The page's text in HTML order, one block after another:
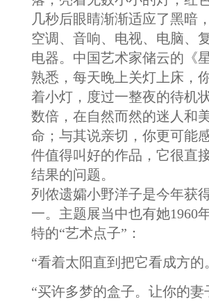
几秒后眼睛渐渐适应了黑暗
空调、音响、电视、电脑、
电器。中国艺术家储云的《
熟悉，每天晚上关灯上床，
着小灯，度过一整夜的待机
数倍，在自然而然的迷人和
命；与其说亲切，你更可能
件值得叫好的作品，它很直
结果的问题。
列侬遗孀小野洋子是今年获
一。主题展当中也有她1960
特的“艺术点子”：
“看着太阳直到把它看成方的
“买许多梦的盒子。让你的